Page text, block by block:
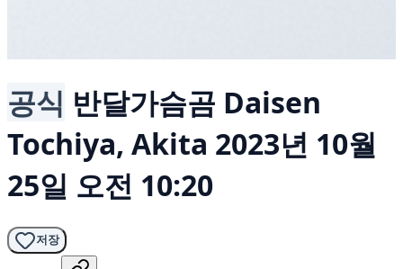
공식 반달가슴곰 Daisen
Tochiya, Akita 2023년 10월
25일 오전 10:20
저장